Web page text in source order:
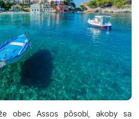
obec Assos pôsobí, akoby sa